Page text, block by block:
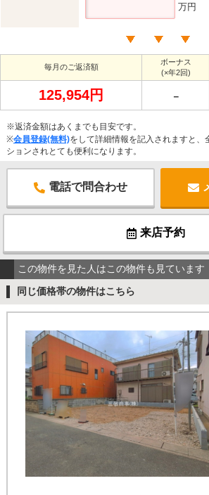
万円
毎月のご返済額
ボーナス
(×年2回)
125,954円 －
※返済金額はあくまでも目安です。
※会員登録(無料)をして詳細情報を記入されますと、
ションされとても便利になります。
電話で問合わせ
来店予約
この物件を見た人はこの物件も見ています
同じ価格帯の物件はこちら